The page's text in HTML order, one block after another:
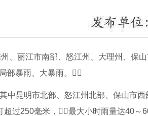
、丽江市南部、怒江州、大理州、保
部暴雨、大暴雨。
中昆明市北部、怒江州北部、保山市
过250毫米，最大小时雨量达40～